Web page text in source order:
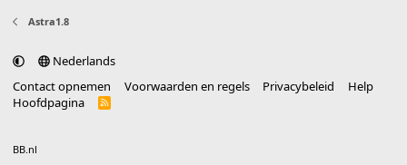
Astra1.8
Nederlands
Contact opnemen
Voorwaarden en regels Privacybeleid
Help
Hoofdpagina
R
BB.nl